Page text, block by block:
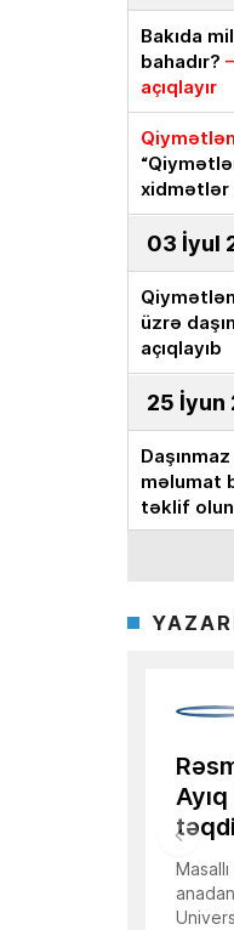
Bakıda
bahadır?
açıqlayır
xidmətlər
03 İyul
üzrə
açıqlayıb
25 İyun
məlumat
təklif
18
Ekspert:
16
AQP:
zəifləyib
anadan